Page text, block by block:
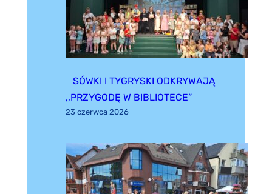
SÓWKI I TYGRYSKI ODKRYWAJĄ
,,PRZYGODĘ W BIBLIOTECE”
23 czerwca 2026